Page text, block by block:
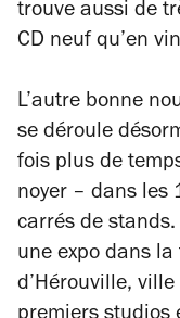
trouve aussi de
CD neuf qu’en
L’autre bonne
se déroule
fois plus de
noyer – dans les
carrés de
une expo dans
d’Hérouville, ville